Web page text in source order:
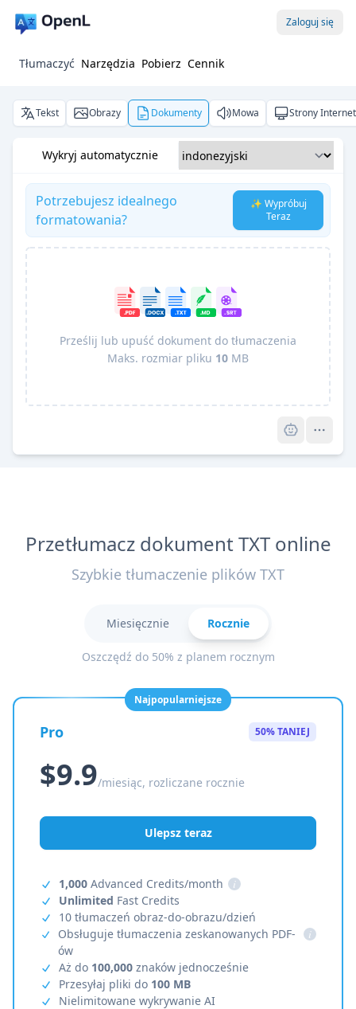
Zaloguj się
Tłumaczyć Narzędzia Pobierz Cennik
Tekst Obrazy Dokumenty Mowa Strony
Wykryj automatycznie
Potrzebujesz idealnego
formatowania?
✨ Wypróbuj
Teraz
Prześlij lub upuść dokument do tłumaczenia
Maks. rozmiar pliku 10 MB
Przetłumacz dokument TXT online
Szybkie tłumaczenie plików TXT
Miesięcznie Rocznie
Oszczędź do 50% z planem rocznym
Najpopularniejsze
Pro 50% TANIEJ
$9.9/miesiąc, rozliczane rocznie
Ulepsz teraz
1,000 Advanced Credits/month
i
Unlimited Fast Credits
10 tłumaczeń obraz-do-obrazu/dzień
Obsługuje tłumaczenia zeskanowanych PDF-
ów
i
Aż do 100,000 znaków jednocześnie
Przesyłaj pliki do 100 MB
Nielimitowane wykrywanie AI